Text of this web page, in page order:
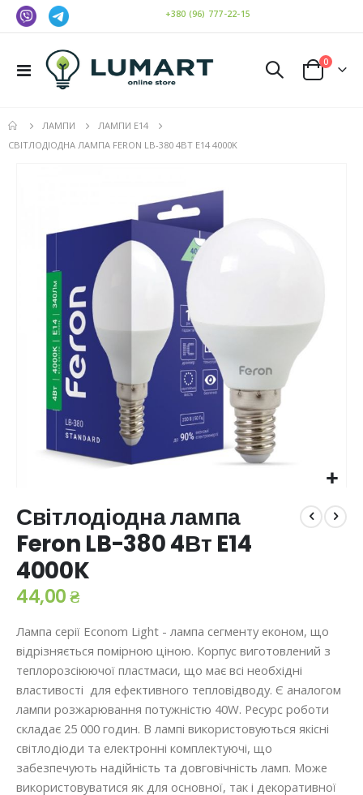
+380 (96) 777-22-15
Toggle
Cart
0
ЛАМПИ
ЛАМПИ E14
СВІТЛОДІОДНА ЛАМПА FERON LB-380 4ВТ E14 4000K
зображень
до
початку
галереї
зображень
Світлодіодна лампа
Feron LB-380 4Вт E14
4000K
44,00 ₴
Лампа серії Econom Light - лампа сегменту економ, що
відрізняється помірною ціною. Корпус виготовлений з
теплорозсіюючої пластмаси, що має всі необхідні
властивості для ефективного тепловідводу. Є аналогом
лампи розжарювання потужністю 40W. Ресурс роботи
складає 25 000 годин. В лампі використовуються якісні
світлодіоди та електронні комплектуючі, що
забезпечують надійність та довговічність ламп. Може
використовуватися як для основної, так і декоративної